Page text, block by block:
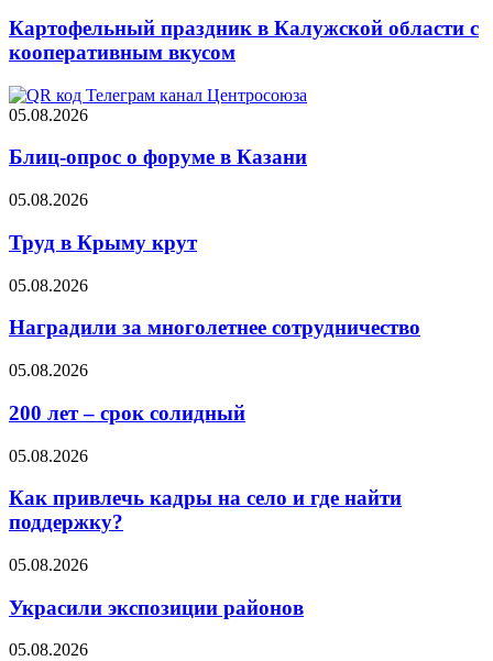
Картофельный праздник в Калужской области с
кооперативным вкусом
05.08.2026
Блиц-опрос о форуме в Казани
05.08.2026
Труд в Крыму крут
05.08.2026
Наградили за многолетнее сотрудничество
05.08.2026
200 лет – срок солидный
05.08.2026
Как привлечь кадры на село и где найти
поддержку?
05.08.2026
Украсили экспозиции районов
05.08.2026